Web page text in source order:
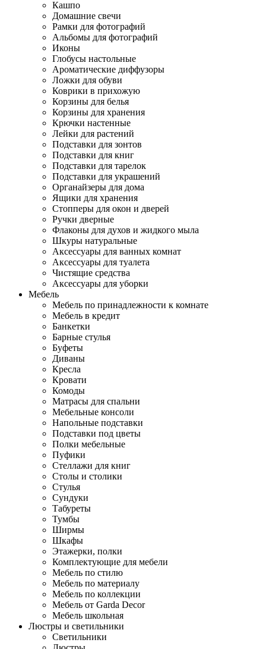
Кашпо
Домашние свечи
Рамки для фотографий
Альбомы для фотографий
Иконы
Глобусы настольные
Ароматические диффузоры
Ложки для обуви
Коврики в прихожую
Корзины для белья
Корзины для хранения
Крючки настенные
Лейки для растений
Подставки для зонтов
Подставки для книг
Подставки для тарелок
Подставки для украшений
Органайзеры для дома
Ящики для хранения
Стопперы для окон и дверей
Ручки дверные
Флаконы для духов и жидкого мыла
Шкуры натуральные
Аксессуары для ванных комнат
Аксессуары для туалета
Чистящие средства
Аксессуары для уборки
Мебель
Мебель по принадлежности к комнате
Мебель в кредит
Банкетки
Барные стулья
Буфеты
Диваны
Кресла
Кровати
Комоды
Матрасы для спальни
Мебельные консоли
Напольные подставки
Подставки под цветы
Полки мебельные
Пуфики
Стеллажи для книг
Столы и столики
Стулья
Сундуки
Табуреты
Тумбы
Ширмы
Шкафы
Этажерки, полки
Комплектующие для мебели
Мебель по стилю
Мебель по материалу
Мебель по коллекции
Мебель от Garda Decor
Мебель школьная
Люстры и светильники
Светильники